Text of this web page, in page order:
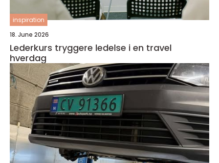
inspiration
18. June 2026
Lederkurs tryggere ledelse i en travel
hverdag